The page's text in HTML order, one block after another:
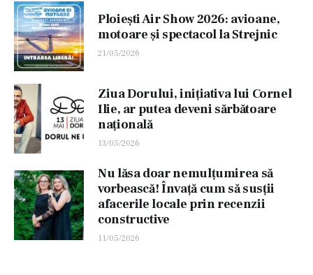
Ploiești Air Show 2026: avioane,
motoare și spectacol la Strejnic
21/05/2026
Ziua Dorului, inițiativa lui Cornel
Ilie, ar putea deveni sărbătoare
națională
13/05/2026
Nu lăsa doar nemulțumirea să
vorbească! Învață cum să susții
afacerile locale prin recenzii
constructive
11/05/2026